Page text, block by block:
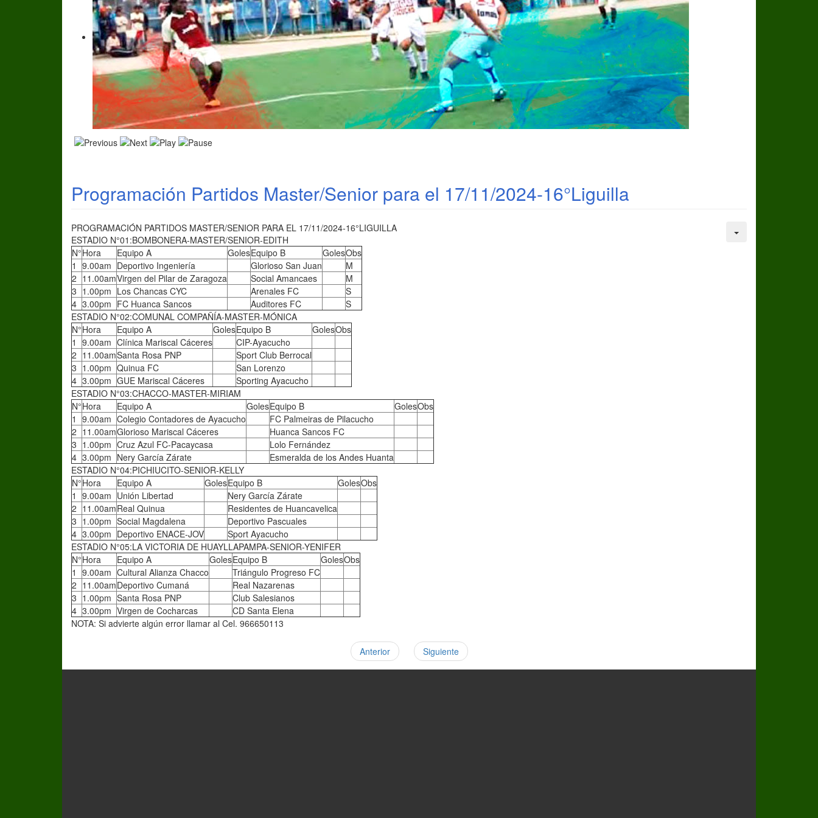
Programación Partidos Master/Senior para el 17/11/2024-16°Liguilla
PROGRAMACIÓN PARTIDOS MASTER/SENIOR PARA EL 17/11/2024-16°LIGUILLA
ESTADIO N°01:BOMBONERA-MASTER/SENIOR-EDITH
N°Hora Equipo A GolesEquipo B GolesObs
1 9.00am Deportivo Ingeniería Glorioso San Juan
M
2 11.00amVirgen del Pilar de Zaragoza Social Amancaes
M
3 1.00pm Los Chancas CYC Arenales FC
S
4 3.00pm FC Huanca Sancos Auditores FC
S
ESTADIO N°02:COMUNAL COMPAÑÍA-MASTER-MÓNICA
N°Hora Equipo A GolesEquipo B GolesObs
1 9.00am Clínica Mariscal Cáceres
CIP-Ayacucho
2 11.00amSanta Rosa PNP
Sport Club Berrocal
3 1.00pm Quinua FC
San Lorenzo
4 3.00pm GUE Mariscal Cáceres
Sporting Ayacucho
ESTADIO N°03:CHACCO-MASTER-MIRIAM
N°Hora Equipo A GolesEquipo B GolesObs
1 9.00am Colegio Contadores de Ayacucho
FC Palmeiras de Pilacucho
2 11.00amGlorioso Mariscal Cáceres
Huanca Sancos FC
3 1.00pm Cruz Azul FC-Pacaycasa
Lolo Fernández
4 3.00pm Nery García Zárate
Esmeralda de los Andes Huanta
ESTADIO N°04:PICHIUCITO-SENIOR-KELLY
N°Hora Equipo A GolesEquipo B GolesObs
1 9.00am Unión Libertad
Nery García Zárate
2 11.00amReal Quinua
Residentes de Huancavelica
3 1.00pm Social Magdalena
Deportivo Pascuales
4 3.00pm Deportivo ENACE-JOV
Sport Ayacucho
ESTADIO N°05:LA VICTORIA DE HUAYLLAPAMPA-SENIOR-YENIFER
N°Hora Equipo A GolesEquipo B GolesObs
1 9.00am Cultural Alianza Chacco
Triángulo Progreso FC
2 11.00amDeportivo Cumaná
Real Nazarenas
3 1.00pm Santa Rosa PNP
Club Salesianos
4 3.00pm Virgen de Cocharcas
CD Santa Elena
NOTA: Si advierte algún error llamar al Cel. 966650113
Anterior Siguiente